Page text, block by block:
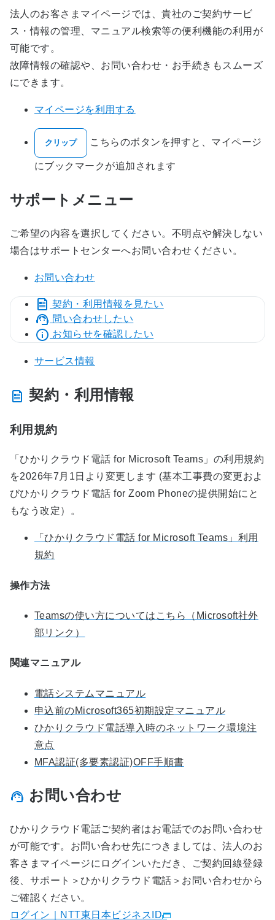
法人のお客さまマイページでは、貴社のご契約サービ
ス・情報の管理、マニュアル検索等の便利機能の利用が
可能です。
故障情報の確認や、お問い合わせ・お手続きもスムーズ
にできます。
マイページを利用する
クリップ こちらのボタンを押すと、マイページ
にブックマークが追加されます
サポートメニュー
ご希望の内容を選択してください。不明点や解決しない
場合はサポートセンターへお問い合わせください。
お問い合わせ
契約・利用情報を見たい
問い合わせしたい
お知らせを確認したい
サービス情報
契約・利用情報
利用規約
「ひかりクラウド電話 for Microsoft Teams」の利用規約
を2026年7月1日より変更します (基本工事費の変更およ
びひかりクラウド電話 for Zoom Phoneの提供開始にと
もなう改定）。
「ひかりクラウド電話 for Microsoft Teams」利用
規約
操作方法
Teamsの使い方についてはこちら（Microsoft社外
部リンク）
関連マニュアル
電話システムマニュアル
申込前のMicrosoft365初期設定マニュアル
ひかりクラウド電話導入時のネットワーク環境注
意点
MFA認証(多要素認証)OFF手順書
お問い合わせ
ひかりクラウド電話ご契約者はお電話でのお問い合わせ
が可能です。お問い合わせ先につきましては、法人のお
客さまマイページにログインいただき、ご契約回線登録
後、サポート＞ひかりクラウド電話＞お問い合わせから
ご確認ください。
ログイン｜NTT東日本ビジネスID